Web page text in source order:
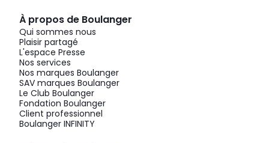
À propos de Boulanger
Qui sommes nous
Plaisir partagé
L'espace Presse
Nos services
Nos marques Boulanger
SAV marques Boulanger
Le Club Boulanger
Fondation Boulanger
Client professionnel
Boulanger INFINITY